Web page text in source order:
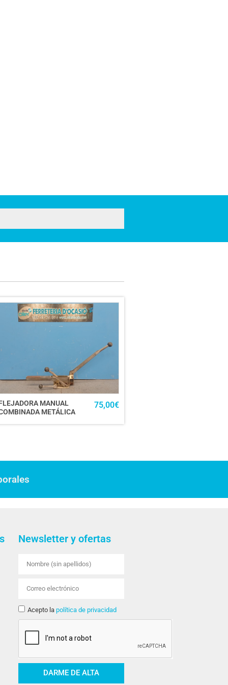
MANUAL
METÁLICA
75,00€
Newsletter y ofertas
Acepto la política de privacidad
DARME DE ALTA